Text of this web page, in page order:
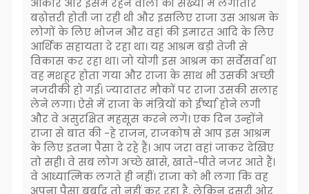
आकार और इसमें रहने वालों की संख्या में लगातार
बढ़ोत्तरी होती जा रही थी और इसलिए राजा उस आश्रम के
लोगों के लिए भोजन और वहां की इमारत आदि के लिए
आर्थिक सहायता दे रहा था। यह आश्रम बड़ी तेजी से
विकास कर रहा था। जो योगी इस आश्रम का सर्वेसर्वा था
वह मशहूर होता गया और राजा के साथ भी उसकी अच्छी
नजदीकी हो गई। ज्यादातर मौकों पर राजा उसकी सलाह
लेने लगा। ऐसे में राजा के मंत्रियों को ईर्ष्या होने लगी
और वे असुरक्षित महसूस करने लगे। एक दिन उन्होंने
राजा से बात की -हे राजन, राजकोष से आप इस आश्रम
के लिए इतना पैसा दे रहे हैं। आप जरा वहां जाकर देखिए
तो सही। वे सब लोग अच्छे खासे, खाते-पीते नजर आते हैं।
वे आध्यात्मिक लगते ही नहीं। राजा को भी लगा कि वह